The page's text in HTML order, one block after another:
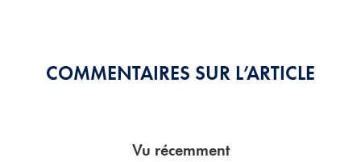
COMMENTAIRES SUR L’ARTICLE
Vu récemment